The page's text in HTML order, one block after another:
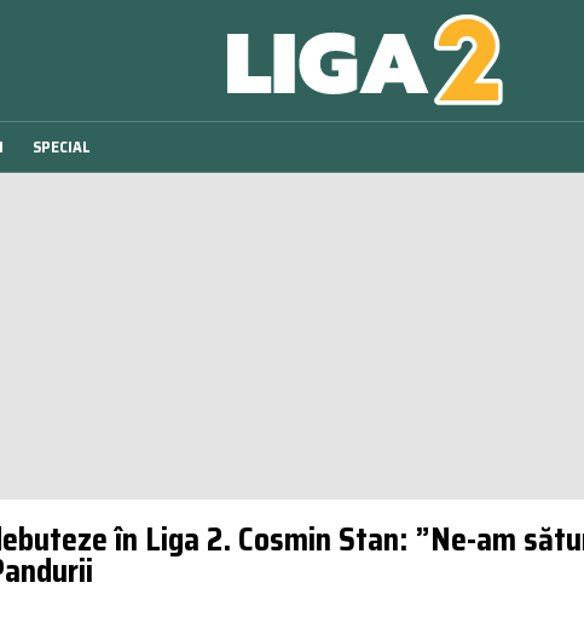
SPECIAL
în Liga 2. Cosmin Stan: ”Ne-am